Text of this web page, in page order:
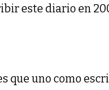
este diario en
que uno como